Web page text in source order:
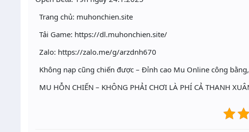
Trang chủ: muhonchien.site
Tải Game: https://dl.muhonchien.site/
Zalo: https://zalo.me/g/arzdnh670
Không nạp cũng chiến được – Đỉnh cao Mu Online công
MU HỖN CHIẾN – KHÔNG PHẢI CHƠI LÀ PHÍ CẢ THANH